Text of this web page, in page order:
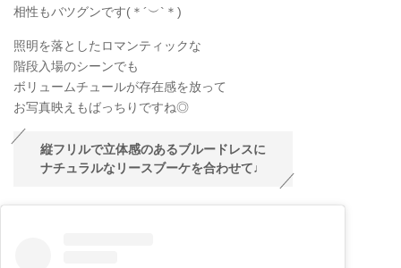
相性もバツグンです(＊ ´︶` ＊)
照明を落としたロマンティックな
階段入場のシーンでも
ボリュームチュールが存在感を放って
お写真映えもばっちりですね◎
縦フリルで立体感のあるブルードレスに
ナチュラルなリースブーケを合わせて♩